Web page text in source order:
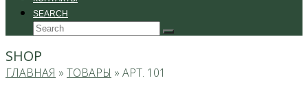
SEARCH
Search
Submit
SHOP
ГЛАВНАЯ » ТОВАРЫ » АРТ. 101